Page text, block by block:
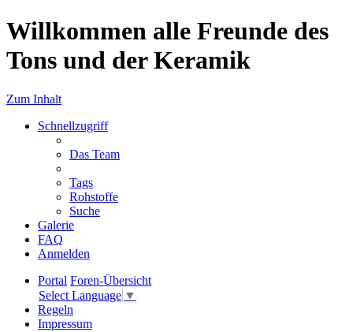
Willkommen alle Freunde des
Tons und der Keramik
Zum Inhalt
Schnellzugriff
Das Team
Tags
Rohstoffe
Suche
Galerie
FAQ
Anmelden
Portal Foren-Übersicht
Select Language ▼
Regeln
Impressum